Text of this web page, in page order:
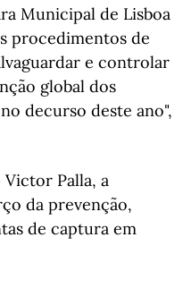
Municipal de Lisboa
procedimentos de
e controlar
global dos
decurso deste ano",
Victor Palla, a
da prevenção,
de captura em